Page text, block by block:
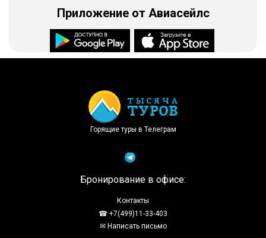
Приложение от Авиасейлс
Горящие туры в Телеграм
Бронирование в офисе:
Контакты
☎ +7(499)11-33-403
✉ Написать письмо